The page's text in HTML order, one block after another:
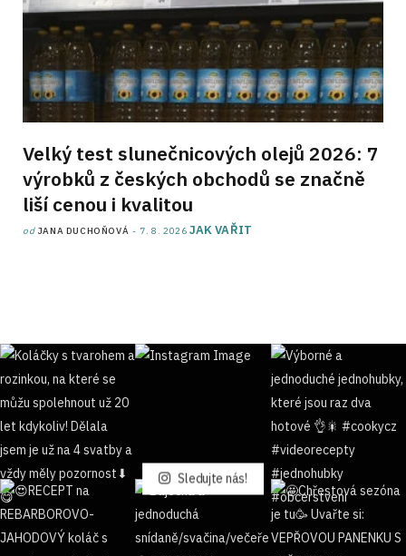
Velký test slunečnicových olejů 2026: 7
výrobků z českých obchodů se značně
liší cenou i kvalitou
od JANA DUCHOŇOVÁ 7. 8. 2026 JAK VAŘIT
Sledujte nás!